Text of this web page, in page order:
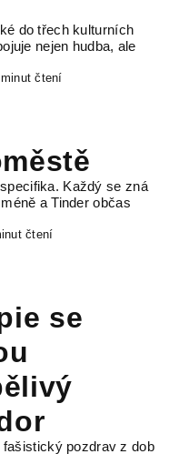
do třech kulturních
nejen hudba, ale
čtení
Každý se zná
a Tinder občas
čtení
se
fašistický pozdrav z dob